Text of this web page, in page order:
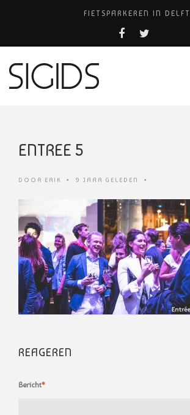
FIETSPARKEREN IN DELFT
PIZZERIA POMPEÏ ￼
COCKTAILS ON THE SPOT!
ENTREE 5
DOOR ERIK • 9 JAAR GELEDEN •
REAGEREN
Bericht*